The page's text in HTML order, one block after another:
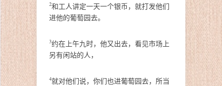
2和工人讲定一天一个银币，就打发他们
进他的葡萄园去。
3约在上午九时，他又出去，看见市场上
另有闲站的人，
4就对他们说，你们也进葡萄园去，所当